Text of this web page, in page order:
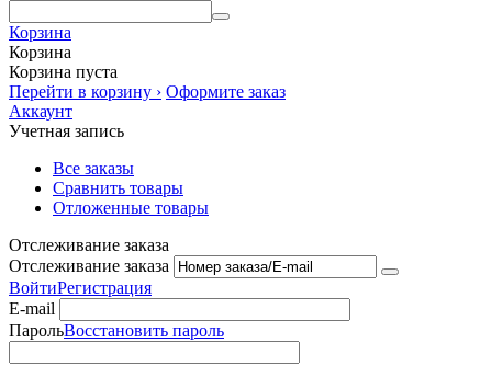
Корзина
Корзина
Корзина пуста
Перейти в корзину › Оформите заказ
Аккаунт
Учетная запись
Все заказы
Сравнить товары
Отложенные товары
Отслеживание заказа
Отслеживание заказа
ВойтиРегистрация
E-mail
ПарольВосстановить пароль